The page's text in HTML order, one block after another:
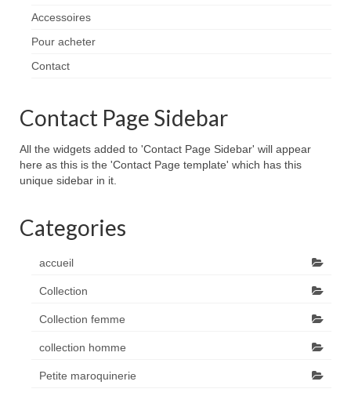
Accessoires
Pour acheter
Contact
Contact Page Sidebar
All the widgets added to 'Contact Page Sidebar' will appear
here as this is the 'Contact Page template' which has this
unique sidebar in it.
Categories
accueil
Collection
Collection femme
collection homme
Petite maroquinerie